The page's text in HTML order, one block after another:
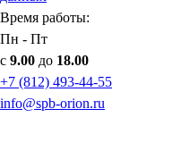
Время работы:
Пн - Пт
с 9.00 до 18.00
+7 (812) 493-44-55
info@spb-orion.ru